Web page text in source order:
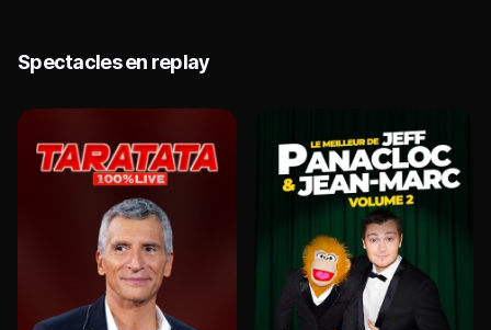
au spectacle sous toutes ses formes. Soit plus de
100 rendez-vous tout au long de l'été.
Spectacles en replay